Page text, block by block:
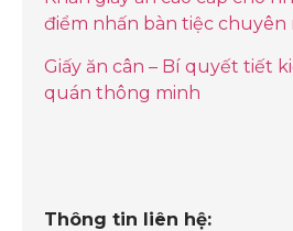
điểm nhấn bàn tiệc chuyên
Giấy ăn cân – Bí quyết tiết
quán thông minh
Thông tin liên hệ: